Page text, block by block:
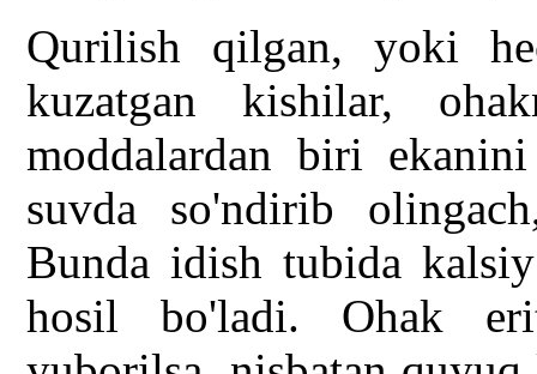
Qurilish qilgan, yoki
kuzatgan kishilar,
moddalardan biri
suvda so'ndirib
Bunda idish tubida
hosil bo'ladi. Ohak